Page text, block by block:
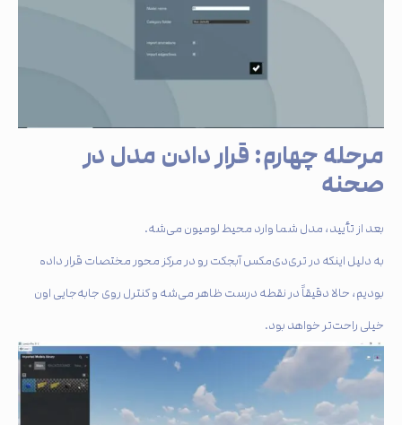
مرحله چهارم: قرار دادن مدل در
صحنه
بعد از تأیید، مدل شما وارد محیط لومیون می‌شه.
به دلیل اینکه در تری‌دی‌مکس آبجکت رو در مرکز محور مختصات قرار داده
بودیم، حالا دقیقاً در نقطه درست ظاهر می‌شه و کنترل روی جابه‌جایی اون
خیلی راحت‌تر خواهد بود.